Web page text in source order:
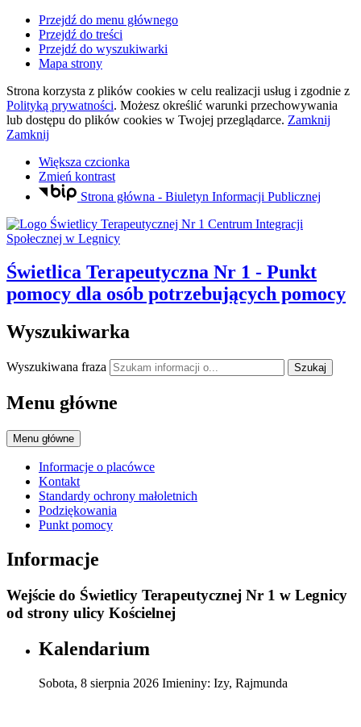
Przejdź do menu głównego
Przejdź do treści
Przejdź do wyszukiwarki
Mapa strony
Strona korzysta z plików cookies w celu realizacji usług i zgodnie z
Polityką prywatności. Możesz określić warunki przechowywania
lub dostępu do plików cookies w Twojej przeglądarce. Zamknij
Zamknij
Większa czcionka
Zmień kontrast
Strona główna - Biuletyn Informacji Publicznej
Świetlica Terapeutyczna Nr 1 - Punkt
pomocy dla osób potrzebujących pomocy
Wyszukiwarka
Wyszukiwana fraza Szukaj
Menu główne
Menu główne
Informacje o placówce
Kontakt
Standardy ochrony małoletnich
Podziękowania
Punkt pomocy
Informacje
Wejście do Świetlicy Terapeutycznej Nr 1 w Legnicy
od strony ulicy Kościelnej
Kalendarium
Sobota, 8 sierpnia 2026 Imieniny: Izy, Rajmunda